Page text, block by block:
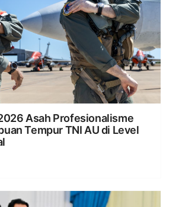
Asah Profesionalisme
Tempur TNI AU di Level